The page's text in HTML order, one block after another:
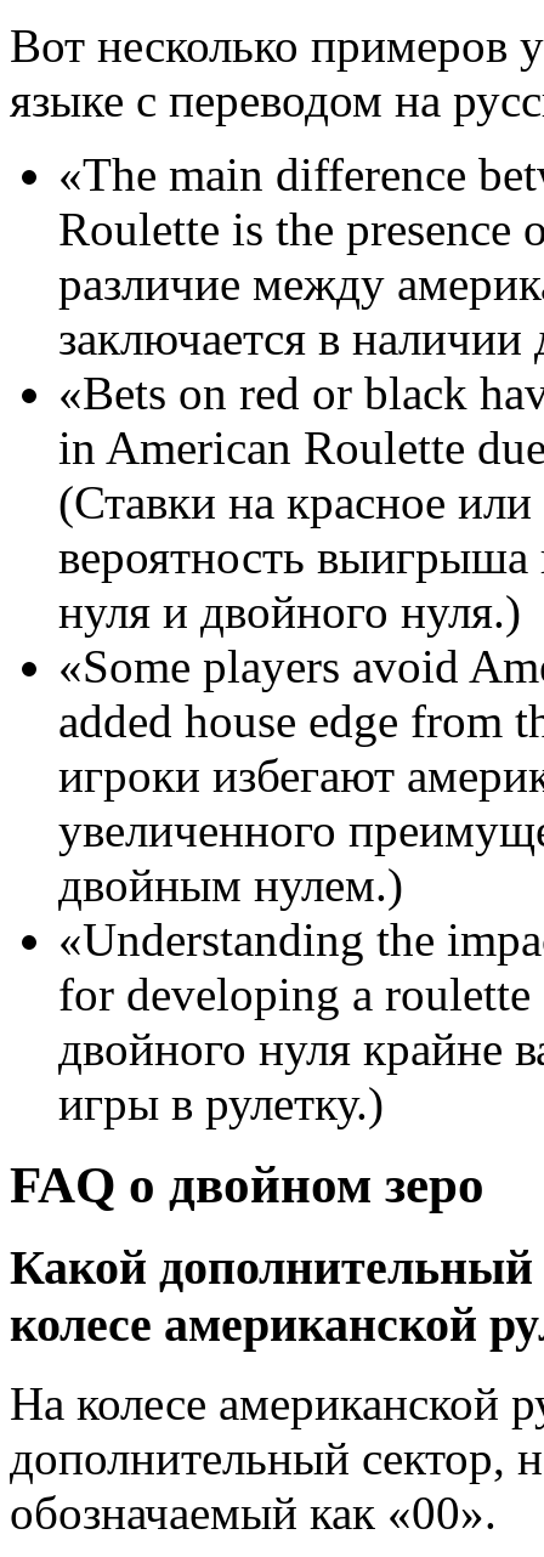
Вот несколько примеров
языке с переводом на
«The main difference
Roulette is the presence
различие между
заключается в наличии
«Bets on red or black
in American Roulette
(Ставки на красное
вероятность выигрыша
нуля и двойного нуля.)
«Some players avoid
added house edge from
игроки избегают
увеличенного
двойным нулем.)
«Understanding the
for developing a
двойного нуля крайне
игры в рулетку.)
FAQ о двойном зеро
Какой дополнительный
колесе американской
На колесе американской
дополнительный сектор,
обозначаемый как «00».